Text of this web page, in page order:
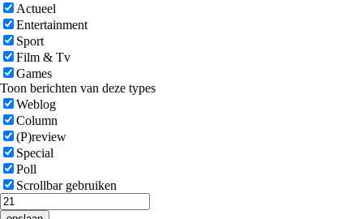
Actueel
Entertainment
Sport
Film & Tv
Games
Toon berichten van deze types
Weblog
Column
(P)review
Special
Poll
Scrollbar gebruiken